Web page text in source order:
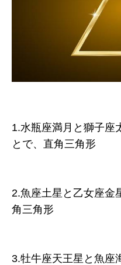
1.水瓶座満月と獅子座
とで、直角三角形
2.魚座土星と乙女座金
角三角形
3.牡牛座天王星と魚座